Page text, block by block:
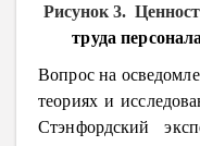
Рисунок 3.
труда
Вопрос на
теориях и
Стэнфордский